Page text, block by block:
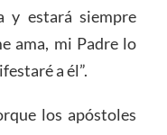
y estará siempre
ama, mi Padre lo
a él”.
los apóstoles